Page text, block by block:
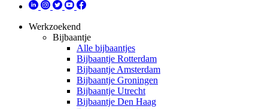
Werkzoekend
Bijbaantje
Alle bijbaantjes
Bijbaantje Rotterdam
Bijbaantje Amsterdam
Bijbaantje Groningen
Bijbaantje Utrecht
Bijbaantje Den Haag